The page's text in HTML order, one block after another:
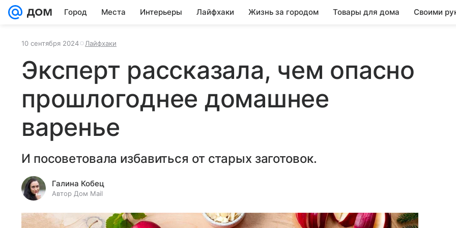
Город Места Интерьеры Лайфхаки Жизнь за городом Товары для дома Своими
10 сентября 2024 Лайфхаки
Эксперт рассказала, чем опасно
прошлогоднее домашнее
варенье
И посоветовала избавиться от старых заготовок.
Галина Кобец
Автор Дом Mail